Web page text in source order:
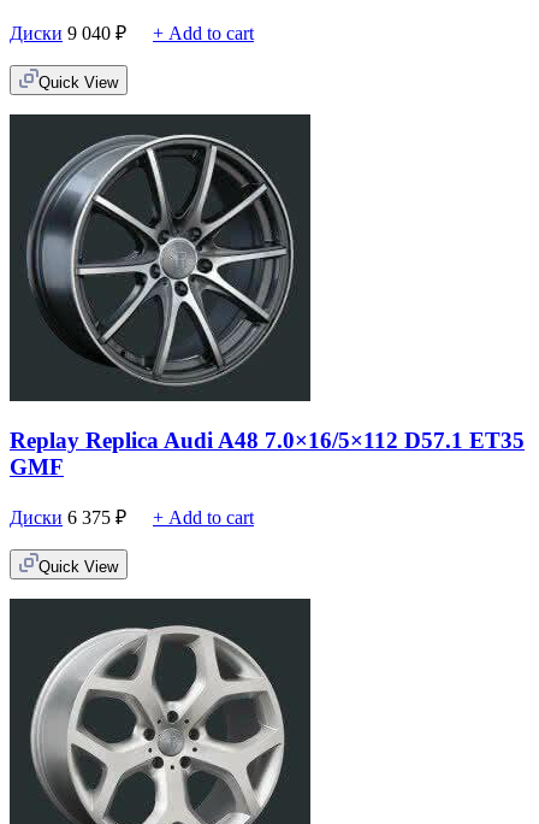
Диски 9 040 ₽ + Add to cart
Quick View
Replay Replica Audi A48 7.0×16/5×112 D57.1 ET35
GMF
Диски 6 375 ₽ + Add to cart
Quick View